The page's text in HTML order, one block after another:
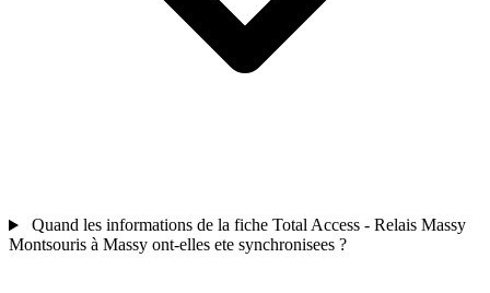
Quand les informations de la fiche Total Access - Relais Massy
Montsouris à Massy ont-elles ete synchronisees ?